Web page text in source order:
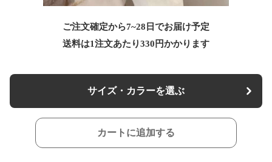
ご注文確定から7~28日でお届け予定
送料は1注文あたり330 円かかります
サイズ・カラーを選ぶ
カートに追加する